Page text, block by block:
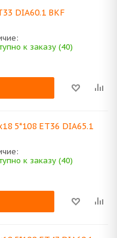
DIA60.1 BKF
к заказу (40)
5*108 ET36 DIA65.1
к заказу (40)